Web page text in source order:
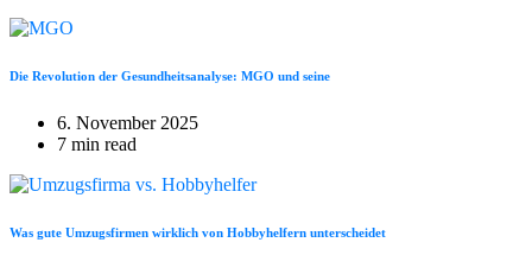
Die Revolution der Gesundheitsanalyse: MGO und seine
6. November 2025
7 min read
Was gute Umzugsfirmen wirklich von Hobbyhelfern unterscheidet